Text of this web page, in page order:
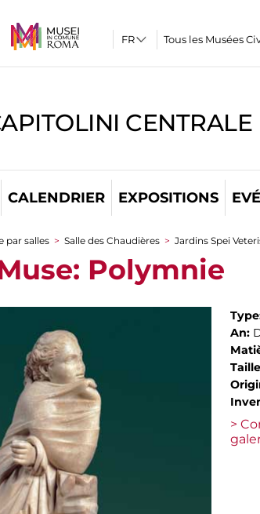
Tous les Musées
CALENDRIER EXPOSITIONS
par salles > Salle des Chaudières > Jardins Spei
Polymnie
An:
>